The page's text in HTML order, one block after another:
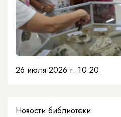
26 июля 2026 г. 10:20
Новости библиотеки